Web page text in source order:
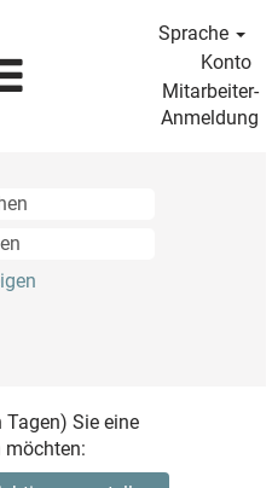
Sprache
Konto
Mitarbeiter-
Anmeldung
Sie eine
möchten: